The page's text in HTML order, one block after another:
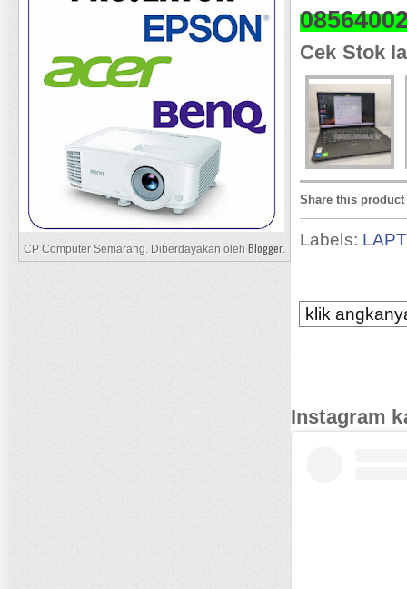
Cek Stok
Share this product
Labels:
klik
Instagram
CP Computer Semarang. Diberdayakan oleh Blogger.